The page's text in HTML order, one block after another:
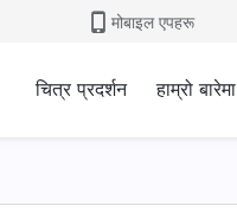
मोबाइल एपहरू
चित्र प्रदर्शन हाम्रो बारेमा
Nepali Christian Testimony
Video | म किन आफ्‍नो कर्तव्यमा सधैँ
Nepali Christian Testimony